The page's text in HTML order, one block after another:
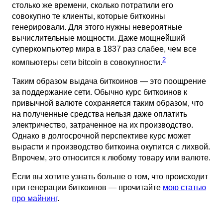
столько же времени, сколько потратили его
совокупно те клиенты, которые биткоины
генерировали. Для этого нужны невероятные
вычислительные мощности. Даже мощнейший
суперкомпьютер мира в 1837 раз слабее, чем все
компьютеры сети bitcoin в совокупности.2
Таким образом выдача биткоинов — это поощрение
за поддержание сети. Обычно курс биткоинов к
привычной валюте сохраняется таким образом, что
на полученные средства нельзя даже оплатить
электричество, затраченное на их производство.
Однако в долгосрочной перспективе курс может
вырасти и производство биткоина окупится с лихвой.
Впрочем, это относится к любому товару или валюте.
Если вы хотите узнать больше о том, что происходит
при генерации биткоинов — прочитайте мою статью
про майнинг.